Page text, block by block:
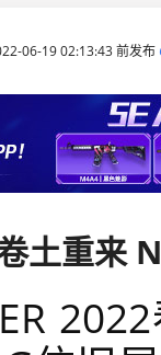
06-19 02:13:43 前发布
土重来